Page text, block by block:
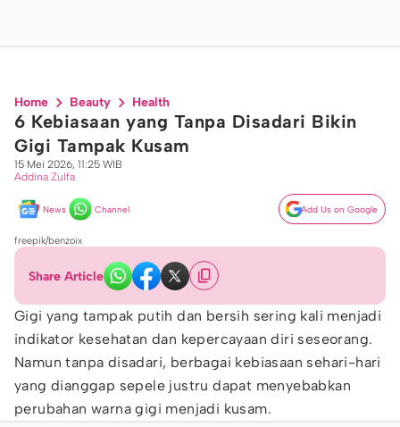
Home Beauty Health
6 Kebiasaan yang Tanpa Disadari Bikin
Gigi Tampak Kusam
15 Mei 2026, 11:25 WIB
Addina Zulfa
News Channel Add Us on Google
freepik/benzoix
Share Article
Gigi yang tampak putih dan bersih sering kali menjadi
indikator kesehatan dan kepercayaan diri seseorang.
Namun tanpa disadari, berbagai kebiasaan sehari-hari
yang dianggap sepele justru dapat menyebabkan
perubahan warna gigi menjadi kusam.